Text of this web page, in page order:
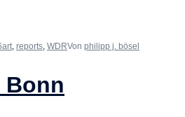
art, reports, WDRVon philipp j. bösel
Bonn